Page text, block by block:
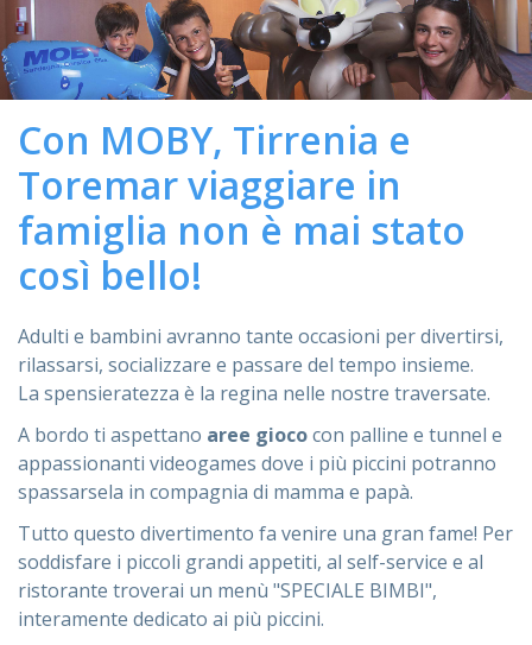
AssistenzaOnline
Con MOBY, Tirrenia e
Toremar viaggiare in
famiglia non è mai stato
così bello!
Adulti e bambini avranno tante occasioni per divertirsi,
rilassarsi, socializzare e passare del tempo insieme.
La spensieratezza è la regina nelle nostre traversate.
A bordo ti aspettano aree giococon palline e tunnel e
appassionanti videogames dove i più piccini potranno
spassarsela in compagnia di mamma e papà.
Tutto questo divertimento fa venire una gran fame! Per
soddisfare i piccoli grandi appetiti, al self-service e al
ristorante troverai un menù "SPECIALE BIMBI",
interamente dedicato ai più piccini.